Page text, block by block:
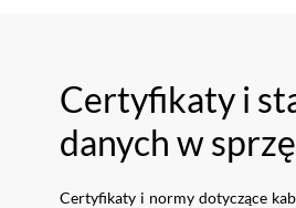
Certyfikaty i
danych w
Certyfikaty i normy dotyczące